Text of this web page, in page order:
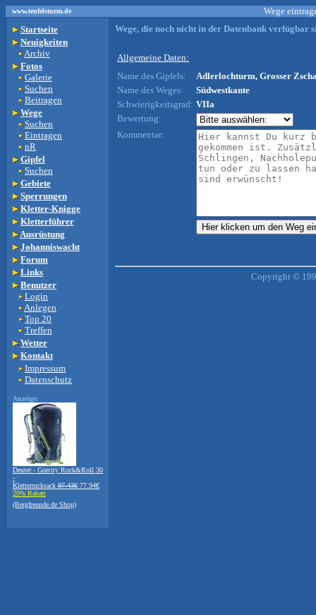
www.teufelsturm.de
Wege
Startseite
Neuigkeiten
Archiv
Fotos
Galerie
Suchen
Beitragen
Wege
Suchen
Eintragen
nR
Gipfel
Suchen
Gebiete
Sperrungen
Kletter-Knigge
Kletterführer
Ausrüstung
Johanniswacht
Forum
Links
Benutzer
Login
Anlegen
Top 20
Treffen
Wetter
Kontakt
Impressum
Datenschutz
Anzeige:
Deuter - Gravity Rock&Roll 30
-
Kletterrucksack 97.43€ 77.94€
20% Rabatt
(Bergfreunde.de Shop)
Wege, die noch nicht in der Datenbank verfügbar
Allgemeine Daten:
Name des Gipfels:
Adlerlochturm, Grosser
Name des Weges:
Südwestkante
Schwierigkeitsgrad: VIIa
Bewertung:
Kommentar:
Copyright ©